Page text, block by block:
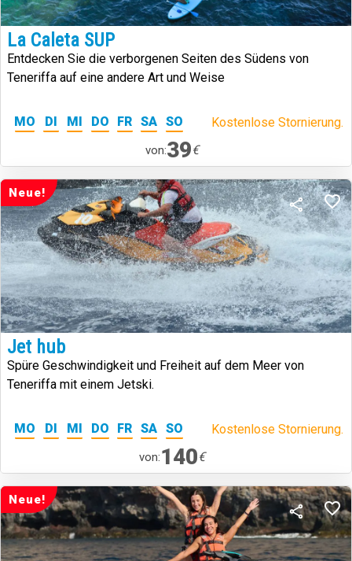
La Caleta SUP
Entdecken Sie die verborgenen Seiten des Südens von
Teneriffa auf eine andere Art und Weise
MO DI MI DO FR SA SO Kostenlose Stornierung.
von:39€
Neue!
Jet hub
Spüre Geschwindigkeit und Freiheit auf dem Meer von
Teneriffa mit einem Jetski.
MO DI MI DO FR SA SO Kostenlose Stornierung.
von:140€
Neue!